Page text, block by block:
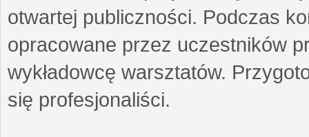
otwartej publiczności. Podczas
opracowane przez uczestników
wykładowcę warsztatów.
się profesjonaliści.